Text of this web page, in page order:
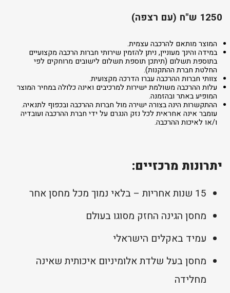
1250 ש"ח (עם רצפה)
המוצר מותאם להרכבה עצמית.
במידה והינך מעוניין, ניתן להזמין שירותי חברות הרכבה מקצועיים
בתוספת תשלום (תיתכן תוספת תשלום לישובים מרוחקים לפי
החלטת חברת ההתקנות).
צוותי חברות ההרכבה עברו הדרכה מקצועית.
עלות ההרכבה משולמת ישירות למרכיבים ואינה כלולה במחיר המוצר
המופיע באתר ובהזמנה.
ההתקשרות הינה בצורה ישירה מול חברות ההרכבה ובכפוף לתנאיה.
עומבר אינה אחראית לכל נזק הנגרם על ידי חברת ההרכבה ועובדיה
ו/או לאיכות ההרכבה.
יתרונות מרכזיים:
15 שנות אחריות – בלאי נמוך מכל מחסן אחר
מחסן הגינה החזק מסוגו בעולם
עמיד באקלים הישראלי
מחסן בעל שלדת אלומיניום איכותית שאינה
מחלידה